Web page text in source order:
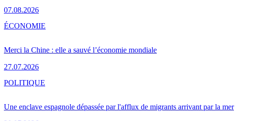
07.08.2026
Merci la Chine : elle a sauvé l’économie mondiale
27.07.2026
ÉCONOMIE
Une enclave espagnole dépassée par l'afflux de migrants arrivant par la mer
POLITIQUE